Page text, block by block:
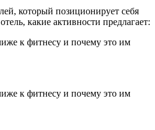
который позиционирует себя
какие активности предлагает: